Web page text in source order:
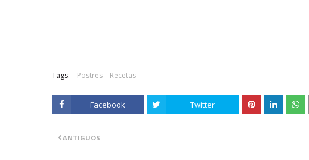
Tags: Postres Recetas
Facebook Twitter
ANTIGUOS